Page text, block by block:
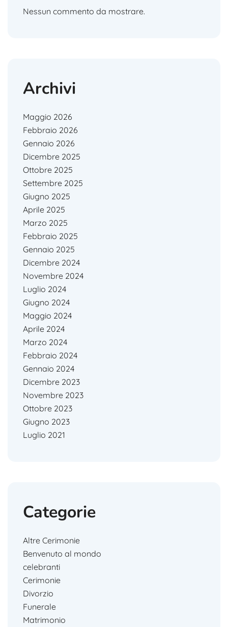
Nessun commento da mostrare.
Archivi
Maggio 2026
Febbraio 2026
Gennaio 2026
Dicembre 2025
Ottobre 2025
Settembre 2025
Giugno 2025
Aprile 2025
Marzo 2025
Febbraio 2025
Gennaio 2025
Dicembre 2024
Novembre 2024
Luglio 2024
Giugno 2024
Maggio 2024
Aprile 2024
Marzo 2024
Febbraio 2024
Gennaio 2024
Dicembre 2023
Novembre 2023
Ottobre 2023
Giugno 2023
Luglio 2021
Categorie
Altre Cerimonie
Benvenuto al mondo
celebranti
Cerimonie
Divorzio
Funerale
Matrimonio